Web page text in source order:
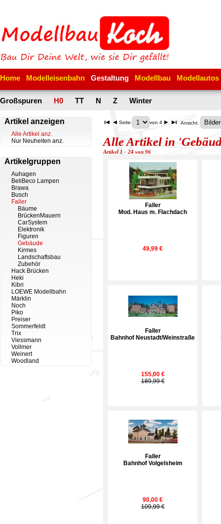
Home Modelleisenbahn Gestaltung Modellbau Modellautos
Großspuren H0 TT N Z Winter
Artikel anzeigen
Alle Artikel anz.
Nur Neuheiten anz.
Artikelgruppen
Auhagen
BeliBeco Lampen
Brawa
Busch
Faller
Bäume
BrückenMauern
CarSystem
Elektronik
Figuren
Gebäude
Kirmes
Landschaftsbau
Zubehör
Hack Brücken
Heki
Kibri
LOEWE Modellbahn
Märklin
Noch
Piko
Preiser
Sommerfeldt
Trix
Viessmann
Vollmer
Weinert
Woodland
Seite: von 4 Ansicht:
Alle Artikel in
Artikel 1 - 24 von 96
Faller
Mod. Haus m. Flachdach
49,99 €
Faller
Bahnhof Neustadt/Weinstraße
155,00 €
189,99 €
Faller
Bahnhof Volgelsheim
90,00 €
109,99 €